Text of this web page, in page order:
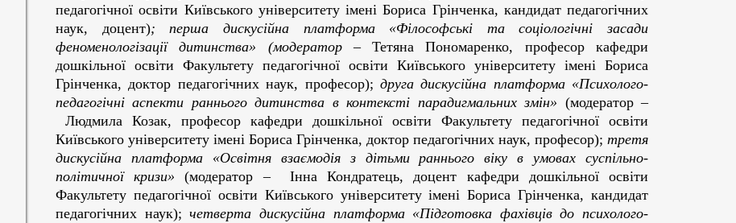
педагогічної освіти Київського університету імені Бориса Грінченка, кандидат педагогічних
наук, доцент);перша дискусійна платформа
«Філософські та соціологічні засади
феноменологізації дитинства» (модератор –Тетяна Пономаренко, професор кафедри
дошкільної освіти Факультету педагогічної освіти Київського університету імені Бориса
Грінченка, доктор педагогічних наук, професор); друга дискусійна платформа «Психолого-
педагогічні аспекти раннього дитинства в контексті парадигмальних змін» (модератор –
Людмила Козак, професор кафедри дошкільної освіти Факультету педагогічної освіти
Київського університету імені Бориса Грінченка, доктор педагогічних наук, професор); третя
дискусійна платформа «Освітня взаємодія з дітьми раннього віку в умовах суспільно-
політичної кризи»(модератор – Інна Кондратець, доцент кафедри дошкільної освіти
Факультету педагогічної освіти Київського університету імені Бориса Грінченка, кандидат
педагогічних наук);четверта дискусійна платформа «Підготовка фахівців до психолого-